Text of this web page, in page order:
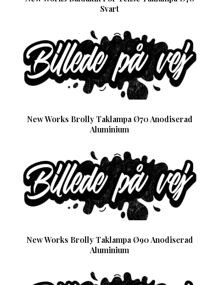
Svart
New Works Brolly Taklampa Ø70 Anodiserad
Aluminium
New Works Brolly Taklampa Ø90 Anodiserad
Aluminium